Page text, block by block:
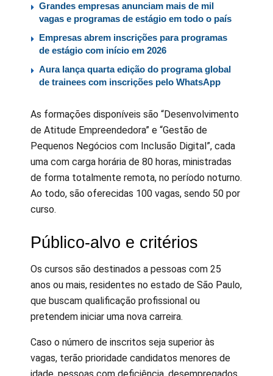
Grandes empresas anunciam mais de mil
vagas e programas de estágio em todo o país
Empresas abrem inscrições para programas
de estágio com início em 2026
Aura lança quarta edição do programa global
de trainees com inscrições pelo WhatsApp
As formações disponíveis são “Desenvolvimento
de Atitude Empreendedora” e “Gestão de
Pequenos Negócios com Inclusão Digital”, cada
uma com carga horária de 80 horas, ministradas
de forma totalmente remota, no período noturno.
Ao todo, são oferecidas 100 vagas, sendo 50 por
curso.
Público-alvo e critérios
Os cursos são destinados a pessoas com 25
anos ou mais, residentes no estado de São Paulo,
que buscam qualificação profissional ou
pretendem iniciar uma nova carreira.
Caso o número de inscritos seja superior às
vagas, terão prioridade candidatos menores de